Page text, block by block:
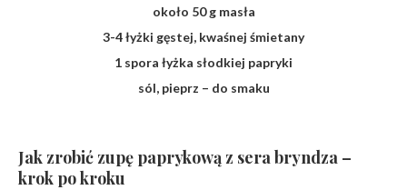
około 50 g masła
3-4 łyżki gęstej, kwaśnej śmietany
1 spora łyżka słodkiej papryki
sól, pieprz – do smaku
Jak zrobić zupę paprykową z sera bryndza –
krok po kroku